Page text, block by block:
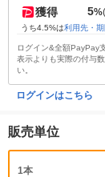
獲得 5%
うち4.5%は利用先・
ログイン&全額PayPay
表示よりも実際の付与
い。
ログインはこちら
販売単位
1本